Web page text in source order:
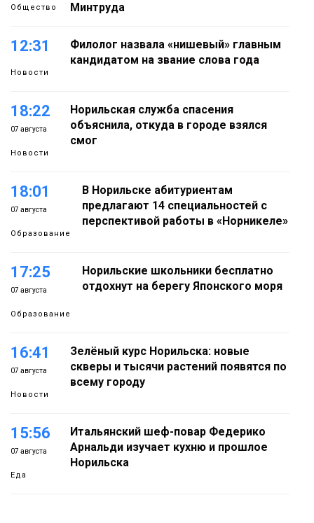
Общество
Минтруда
12:31
Новости
Филолог назвала «нишевый» главным
кандидатом на звание слова года
18:22
07 августа
Новости
Норильская служба спасения
объяснила, откуда в городе взялся
смог
18:01
07 августа
Образование
В Норильске абитуриентам
предлагают 14 специальностей с
перспективой работы в «Норникеле»
17:25
07 августа
Образование
Норильские школьники бесплатно
отдохнут на берегу Японского моря
16:41
07 августа
Новости
Зелёный курс Норильска: новые
скверы и тысячи растений появятся по
всему городу
15:56
07 августа
Еда
Итальянский шеф-повар Федерико
Арнальди изучает кухню и прошлое
Норильска